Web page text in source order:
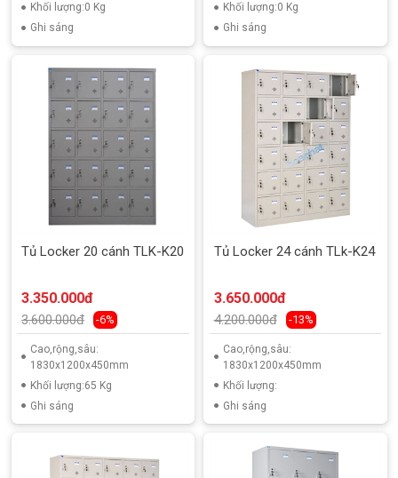
Khối lượng:0 Kg
Ghi sáng
Khối lượng:0 Kg
Ghi sáng
Tủ Locker 20 cánh TLK-K20
3.350.000đ
3.600.000đ -6%
Cao,rộng,sâu:
1830x1200x450mm
Khối lượng:65 Kg
Ghi sáng
Tủ Locker 24 cánh TLk-K24
3.650.000đ
4.200.000đ -13%
Cao,rộng,sâu:
1830x1200x450mm
Khối lượng:
Ghi sáng